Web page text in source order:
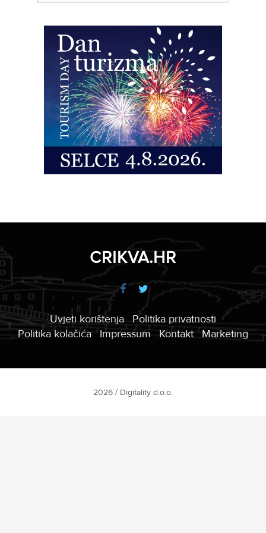
CRIKVA.HR
Uvjeti korištenja
Politika privatnosti
Politika kolačića
Impressum Kontakt Marketing
2026 / Digitality d.o.o.